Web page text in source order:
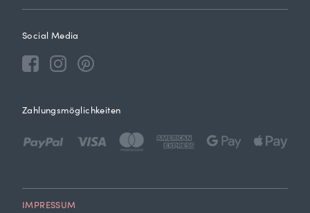
Social Media
Zahlungsmöglichkeiten
IMPRESSUM